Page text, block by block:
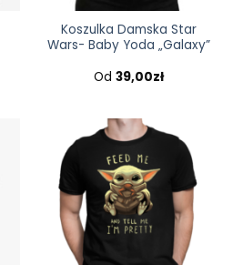
Koszulka Damska Star
Wars- Baby Yoda „Galaxy”
Od 39,00zł